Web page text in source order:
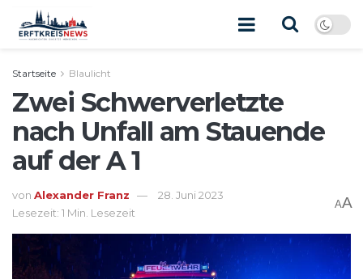
Startseite Blaulicht
Zwei Schwerverletzte
nach Unfall am Stauende
auf der A 1
von Alexander Franz
28. Juni 2023
Lesezeit: 1 Min. Lesezeit
AA